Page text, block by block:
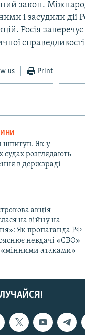
закон.
і засудили дії
Росія
us Print
шпигун. Як у
розглядають
в держзраді
акція
на війну на
Як пропаганда РФ
невдачі «СВО»
«мінними атаками»